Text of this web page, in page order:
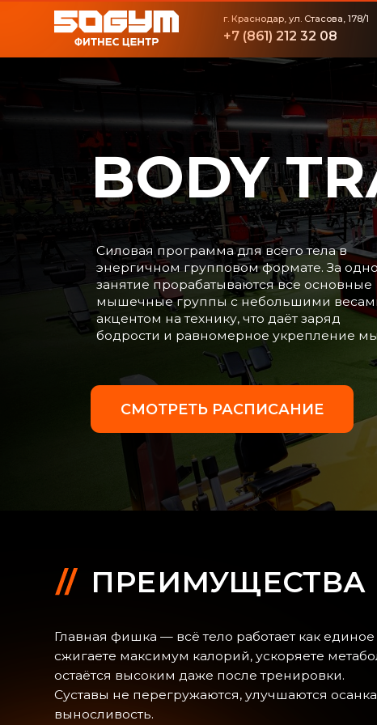
г. Краснодар, ул. Стасова, 178/1
+7 (861) 212 32 08
Cиловая программа для всего тела в
энергичном групповом формате. За одно
занятие прорабатываются все основные
мышечные группы с небольшими весами и
акцентом на технику, что даёт заряд
бодрости и равномерное укрепление мышц.
BODY
СМОТРЕТЬ РАСПИСАНИЕ
ПРЕИМУЩЕСТВА
Главная фишка — всё тело работает как единое целое.
сжигаете максимум калорий, ускоряете метаболизм,
выносливость.
Программа подходит мужчинам и женщинам любого